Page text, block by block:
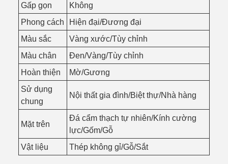
Gấp gọn
Không
Phong cách
Hiện đại/Đương đại
Màu sắc
Vàng xước/Tùy chỉnh
Màu chân
Đen/Vàng/Tùy chỉnh
Hoàn thiện
Mờ/Gương
Sử dụng
chung
Nội thất gia đình/Biệt thự/Nhà hàng
Mặt trên
Đá cẩm thạch tự nhiên/Kính cường
lực/Gốm/Gỗ
Vật liệu
Thép không gỉ/Gỗ/Sắt